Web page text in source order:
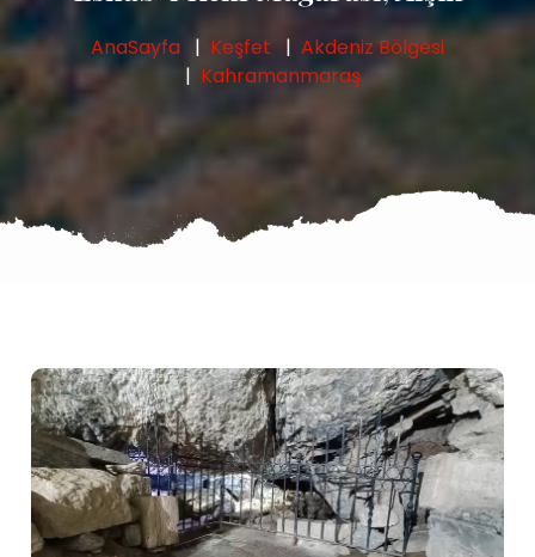
AnaSayfa Keşfet
Akdeniz Bölgesi
Kahramanmaraş